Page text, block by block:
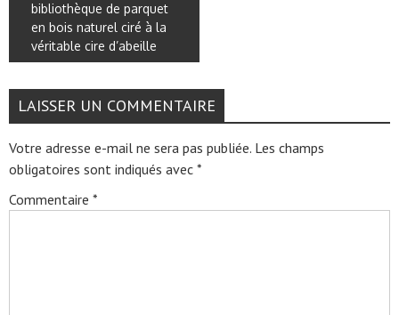
bibliothèque de parquet
en bois naturel ciré à la
véritable cire d’abeille
LAISSER UN COMMENTAIRE
Votre adresse e-mail ne sera pas publiée. Les champs
obligatoires sont indiqués avec *
Commentaire *